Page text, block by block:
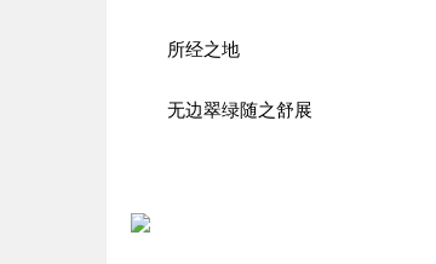
所经之地
无边翠绿随之舒展